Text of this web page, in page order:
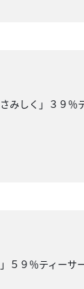
みしく」３９％
５９％ティー